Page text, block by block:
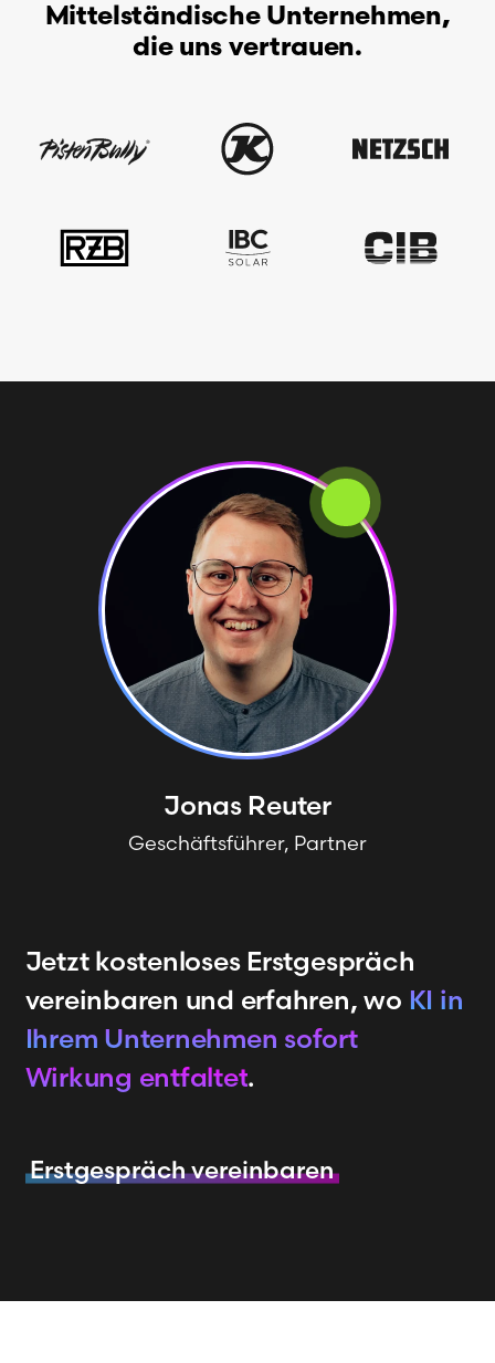
Mittelständische Unternehmen,
die uns vertrauen.
Jonas Reuter
Geschäftsführer, Partner
Jetzt kostenloses Erstgespräch
vereinbaren und erfahren, wo KI in
Ihrem Unternehmen sofort
Wirkung entfaltet.
Erstgespräch vereinbaren